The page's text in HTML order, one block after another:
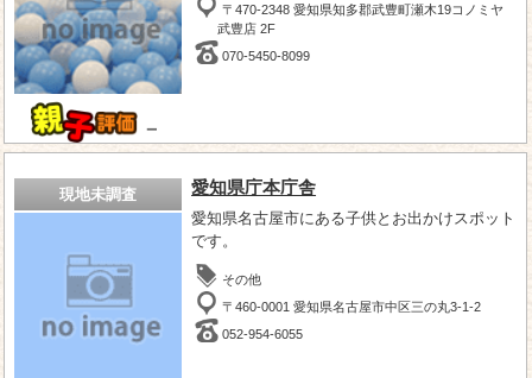
－
〒470-2348 愛知県知多郡武豊町瀬木19コノミヤ
武豊店 2F
070-5450-8099
現地未調査 愛知県庁本庁舎
愛知県名古屋市にある子供とお出かけスポット
です。
その他
〒460-0001 愛知県名古屋市中区三の丸3-1-2
052-954-6055